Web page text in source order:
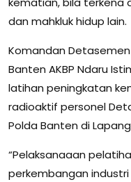
dan mahkluk hidup lain.
Komandan
Banten AKBP Ndaru
latihan peningkatan
radioaktif personel
Polda Banten di
“Pelaksanaaan
perkembangan industri